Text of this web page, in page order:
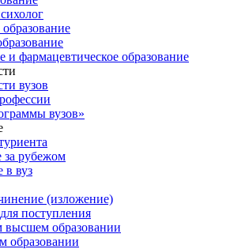
и фармацевтическое образование
вузов
вузов»
за рубежом
в вуз
(изложение)
поступления
высшем образовании
образовании